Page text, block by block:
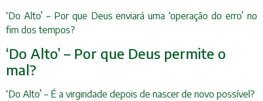
‘Do Alto’ – Por que Deus enviará uma ‘operação do erro’ no
fim dos tempos?
‘Do Alto’ – Por que Deus permite o
mal?
‘Do Alto’ – É a virgindade depois de nascer de novo possível?